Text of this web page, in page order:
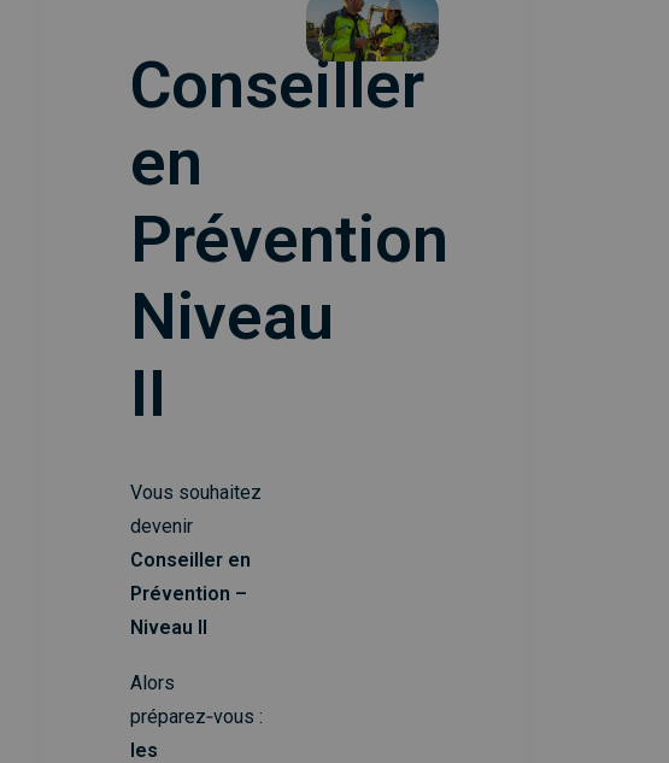
Conseiller
en
Prévention
Niveau
II
Vous souhaitez
devenir
Conseiller en
Prévention –
Niveau II
Alors
préparez‑vous :
les